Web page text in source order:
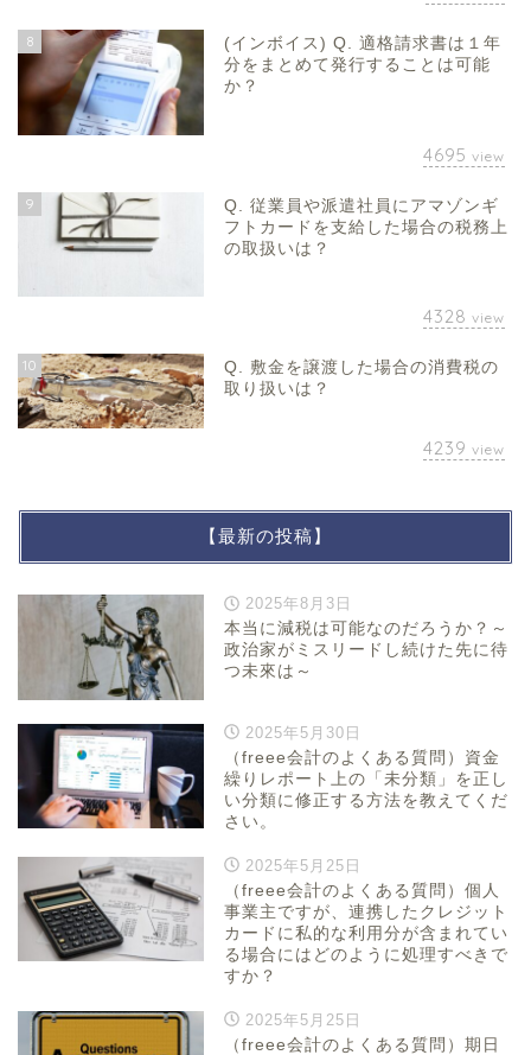
8
(インボイス) Q. 適格請求書は１年
分をまとめて発行することは可能
か？
4695 view
9
Q. 従業員や派遣社員にアマゾンギ
フトカードを支給した場合の税務上
の取扱いは？
4328 view
10
Q. 敷金を譲渡した場合の消費税の
取り扱いは？
4239 view
【最新の投稿】
2025年8月3日
本当に減税は可能なのだろうか？～
政治家がミスリードし続けた先に待
つ未來は～
2025年5月30日
（freee会計のよくある質問）資金
繰りレポート上の「未分類」を正し
い分類に修正する方法を教えてくだ
さい。
2025年5月25日
（freee会計のよくある質問）個人
事業主ですが、連携したクレジット
カードに私的な利用分が含まれてい
る場合にはどのように処理すべきで
すか？
2025年5月25日
（freee会計のよくある質問）期日